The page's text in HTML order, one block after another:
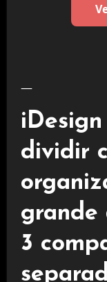
—
dividir
grande
3